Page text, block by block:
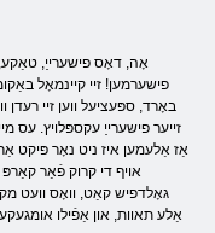
אָה, דאָס פישערייַ,
פישערמען! זיי קיינמאָל
באָרד, ספּעציעל ווען זיי רעדן
זייער פישערייַ עקספּלויץ. עס
אַז אַלעמען איז ניט נאָר פּיקט
אויף די קרוק פֿאַר קאַרפּ
גאָלדפיש קאַט, וואָס וועט
אַלע תאוות, און אַפֿילו